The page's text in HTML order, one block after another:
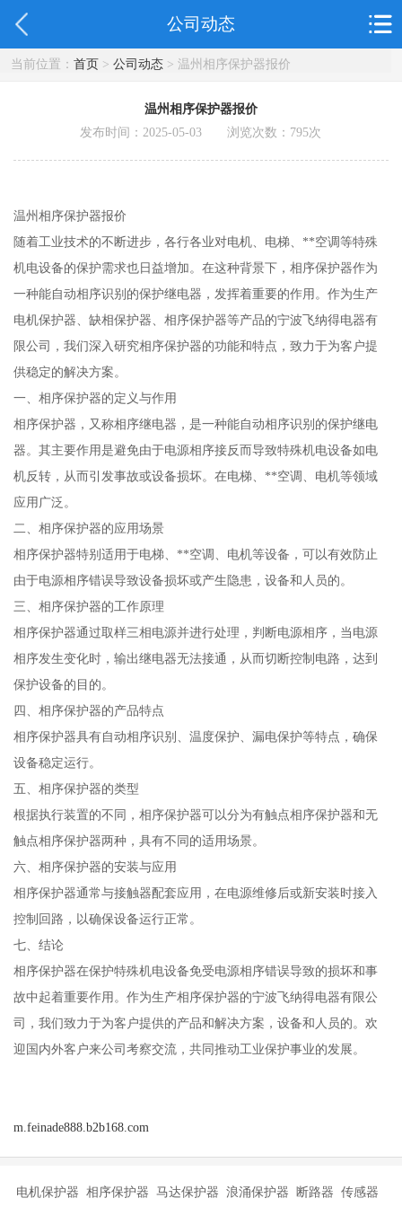
公司动态
当前位置： 首页> 公司动态> 温州相序保护器报价
温州相序保护器报价
发布时间：2025-05-03 浏览次数： 795次
温州相序保护器报价
随着工业技术的不断进步，各行各业对电机、电梯、**空调等特殊
机电设备的保护需求也日益增加。在这种背景下，相序保护器作为
一种能自动相序识别的保护继电器，发挥着重要的作用。作为生产
电机保护器、缺相保护器、相序保护器等产品的宁波飞纳得电器有
限公司，我们深入研究相序保护器的功能和特点，致力于为客户提
供稳定的解决方案。
一、相序保护器的定义与作用
相序保护器，又称相序继电器，是一种能自动相序识别的保护继电
器。其主要作用是避免由于电源相序接反而导致特殊机电设备如电
机反转，从而引发事故或设备损坏。在电梯、**空调、电机等领域
应用广泛。
二、相序保护器的应用场景
相序保护器特别适用于电梯、**空调、电机等设备，可以有效防止
由于电源相序错误导致设备损坏或产生隐患，设备和人员的。
三、相序保护器的工作原理
相序保护器通过取样三相电源并进行处理，判断电源相序，当电源
相序发生变化时，输出继电器无法接通，从而切断控制电路，达到
保护设备的目的。
四、相序保护器的产品特点
相序保护器具有自动相序识别、温度保护、漏电保护等特点，确保
设备稳定运行。
五、相序保护器的类型
根据执行装置的不同，相序保护器可以分为有触点相序保护器和无
触点相序保护器两种，具有不同的适用场景。
六、相序保护器的安装与应用
相序保护器通常与接触器配套应用，在电源维修后或新安装时接入
控制回路，以确保设备运行正常。
七、结论
相序保护器在保护特殊机电设备免受电源相序错误导致的损坏和事
故中起着重要作用。作为生产相序保护器的宁波飞纳得电器有限公
司，我们致力于为客户提供的产品和解决方案，设备和人员的。欢
迎国内外客户来公司考察交流，共同推动工业保护事业的发展。
m.feinade888.b2b168.com
电机保护器 相序保护器 马达保护器 浪涌保护器 断路器 传感器